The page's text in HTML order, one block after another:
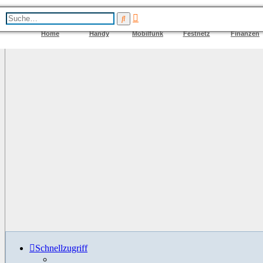
Home Handy Mobilfunk Festnetz Finanzen
Suche
Schnellzugriff